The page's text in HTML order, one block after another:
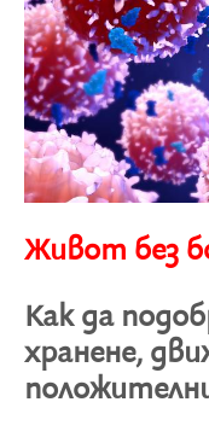
Живот без
Как да
хранене,